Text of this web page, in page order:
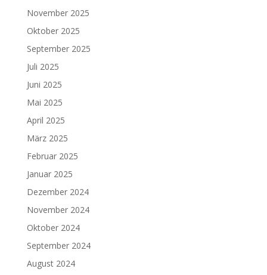
November 2025
Oktober 2025
September 2025
Juli 2025
Juni 2025
Mai 2025
April 2025
März 2025
Februar 2025
Januar 2025
Dezember 2024
November 2024
Oktober 2024
September 2024
August 2024